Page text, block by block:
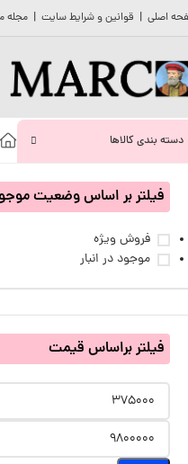
اصلی | قوانین و شرایط سایت | مجله
دسته بندی کالاها
فیلتر بر اساس وضعیت
فروش ویژه
موجود در انبار
فیلتر براساس قیمت